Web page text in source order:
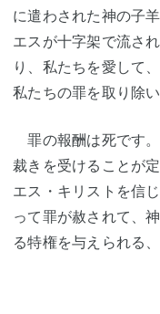
に遣わされた神の子
エスが十字架で流さ
り、私たちを愛して
私たちの罪を取り除
罪の報酬は死です
裁きを受けることが
エス・キリストを信
って罪が赦されて、
る特権を与えられる